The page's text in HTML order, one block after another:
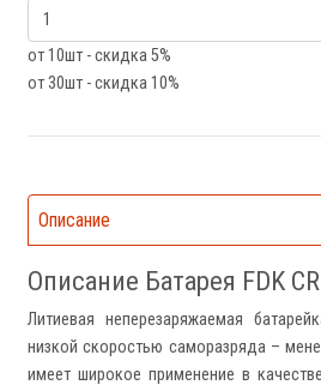
от 10шт - скидка 5%
от 30шт - скидка 10%
Описание
Описание Батарея FDK
Литиевая неперезаряжаемая
низкой скоростью саморазряда –
имеет широкое применение в